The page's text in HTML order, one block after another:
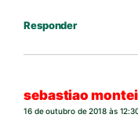
Responder
sebastiao
16 de outubro de 2018 às